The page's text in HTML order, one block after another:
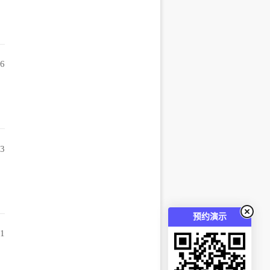
预约演示